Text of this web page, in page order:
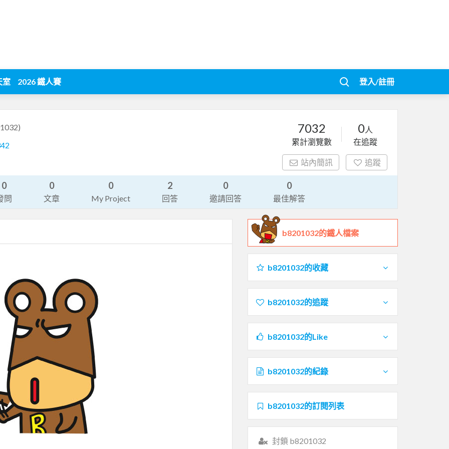
室 2026 鐵人賽 登入/註冊
7032
累計瀏覽數
0人
在追蹤
站內簡訊 追蹤
0
問
0
文章
0
My Project
2
回答
0
邀請回答
0
最佳解答
b8201032的鐵人檔案
b8201032的收藏
b8201032的追蹤
b8201032的Like
b8201032的紀錄
b8201032的訂閱列表
封鎖 b8201032